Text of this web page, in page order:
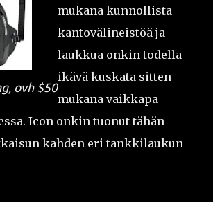
ovh $50
mukana kunnollista
kantovälineistöä ja
laukkua onkin todella
ikävä kuskata sitten
mukana vaikkapa
Icon onkin tuonut tähän
kahden eri tankkilaukun